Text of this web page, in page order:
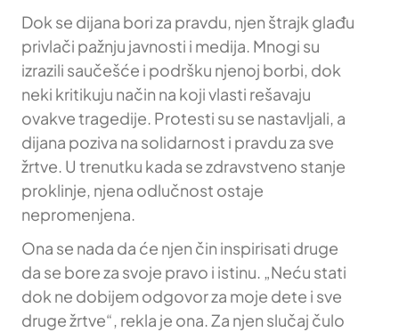
Dok se dijana bori za pravdu, njen štrajk glađu
privlači pažnju javnosti i medija. Mnogi su
izrazili saučešće i podršku njenoj borbi, dok
neki kritikuju način na koji vlasti rešavaju
ovakve tragedije. Protesti su se nastavljali, a
dijana poziva na solidarnost i pravdu za sve
žrtve. U trenutku kada se zdravstveno stanje
proklinje, njena odlučnost ostaje
nepromenjena.
Ona se nada da će njen čin inspirisati druge
da se bore za svoje pravo i istinu. „Neću stati
dok ne dobijem odgovor za moje dete i sve
druge žrtve“, rekla je ona. Za njen slučaj čulo